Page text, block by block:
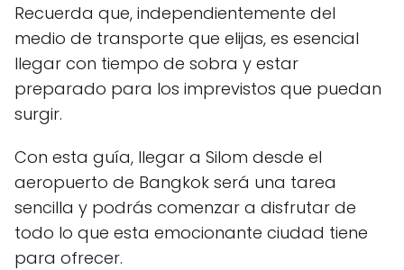
Recuerda que, independientemente del
medio de transporte que elijas, es esencial
llegar con tiempo de sobra y estar
preparado para los imprevistos que puedan
surgir.
Con esta guía, llegar a Silom desde el
aeropuerto de Bangkok será una tarea
sencilla y podrás comenzar a disfrutar de
todo lo que esta emocionante ciudad tiene
para ofrecer.